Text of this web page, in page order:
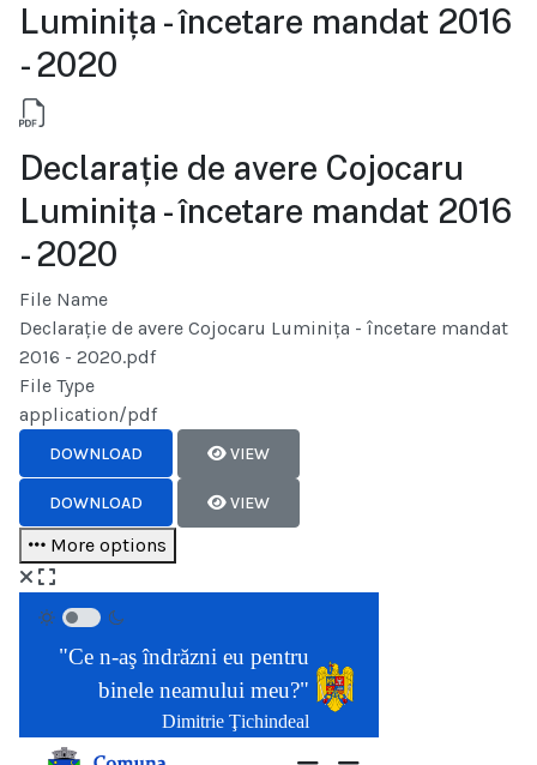
Luminița - încetare mandat 2016
- 2020
Declarație de avere Cojocaru
Luminița - încetare mandat 2016
- 2020
File Name
Declarație de avere Cojocaru Luminița - încetare mandat
2016 - 2020.pdf
File Type
application/pdf
DOWNLOAD VIEW
DOWNLOAD VIEW
More options